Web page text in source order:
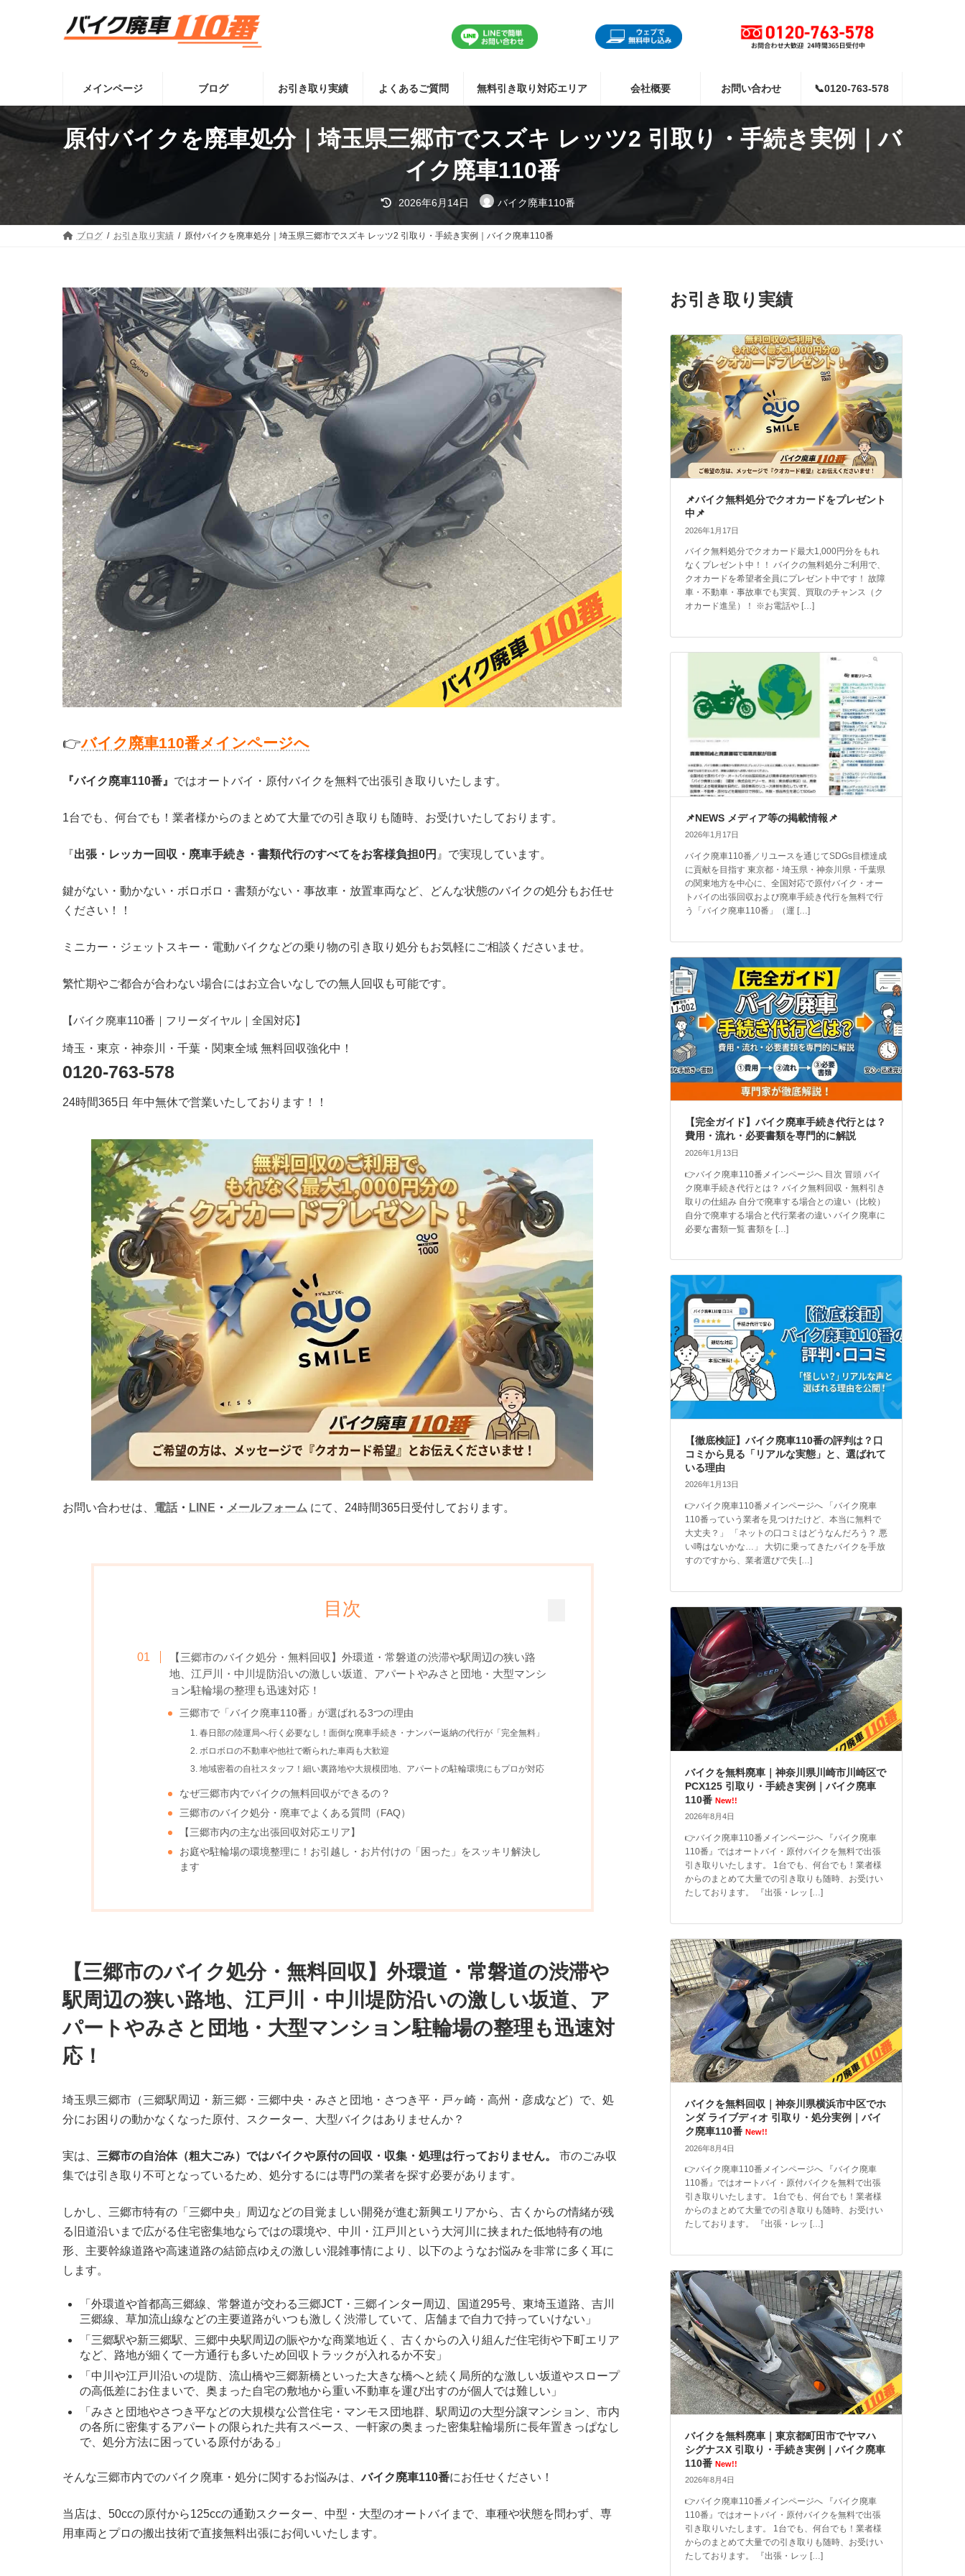
キ
に
メインページ ブログ お引き取り実績 よくあるご質問 無料引き取り対応エリア 会社概要 お問い合わせ 📞0120-763-578
原付バイクを廃車処分｜埼玉県三郷市でスズキ レッツ2 引取り・手続き実例｜バ
イク廃車110番
終
新
日
2026年6月14日 バイク廃車110番
ブログ お引き取り実績 原付バイクを廃車処分｜埼玉県三郷市でスズキ レッツ2 引取り・手続き実例｜バイク廃車110番
👉バイク廃車110番メインページへ
『バイク廃車110番』 ではオートバイ・原付バイクを無料で出張引き取りいたします。
1台でも、何台でも！業者様からのまとめて大量での引き取りも随時、お受けいたしております。
『出張・レッカー回収・廃車手続き・書類代行のすべてをお客様負担0円 』で実現しています。
鍵がない・動かない・ボロボロ・書類がない・事故車・放置車両など、どんな状態のバイクの処分もお任せ
ください！！
ミニカー・ジェットスキー・電動バイクなどの乗り物の引き取り処分もお気軽にご相談くださいませ。
繁忙期やご都合が合わない場合にはお立合いなしでの無人回収も可能です。
【バイク廃車110番｜フリーダイヤル ｜全国対応】
埼玉・東京・神奈川・千葉・関東全域 無料回収強化中！
0120-763-578
24時間365日 年中無休で営業いたしております！！
お問い合わせは、 電話・ LINE ・ メールフォーム にて、24時間365日受付しております。
目次
【三郷市のバイク処分・無料回収】外環道・常磐道の渋滞や駅周辺の狭い路
地、江戸川・中川堤防沿いの激しい坂道、アパートやみさと団地・大型マンシ
ョン駐輪場の整理も迅速対応！
三郷市で「バイク廃車110番」が選ばれる3つの理由
1. 春日部の陸運局へ行く必要なし！面倒な廃車手続き・ナンバー返納の代行が「完全無料」
2. ボロボロの不動車や他社で断られた車両も大歓迎
3. 地域密着の自社スタッフ！細い裏路地や大規模団地、アパートの駐輪環境にもプロが対応
なぜ三郷市内でバイクの無料回収ができるの？
三郷市のバイク処分・廃車でよくある質問（FAQ）
【三郷市内の主な出張回収対応エリア】
お庭や駐輪場の環境整理に！お引越し・お片付けの「困った」をスッキリ解決し
ます
【三郷市のバイク処分・無料回収】外環道・常磐道の渋滞や
駅周辺の狭い路地、江戸川・中川堤防沿いの激しい坂道、ア
パートやみさと団地・大型マンション駐輪場の整理も迅速対
応！
埼玉県三郷市（三郷駅周辺・新三郷・三郷中央・みさと団地・さつき平・戸ヶ崎・高州・彦成など）で、処
分にお困りの動かなくなった原付、スクーター、大型バイクはありませんか？
実は、 三郷市の自治体（粗大ごみ）ではバイクや原付の回収・収集・処理は行っておりません。
市のごみ収
集では引き取り不可となっているため、処分するには専門の業者を探す必要があります。
しかし、三郷市特有の「三郷中央」周辺などの目覚ましい開発が進む新興エリアから、古くからの情緒が残
る旧道沿いまで広がる住宅密集地ならではの環境や、中川・江戸川という大河川に挟まれた低地特有の地
形、主要幹線道路や高速道路の結節点ゆえの激しい混雑事情により、以下のようなお悩みを非常に多く耳に
します。
「外環道や首都高三郷線、常磐道が交わる三郷JCT・三郷インター周辺、国道295号、東埼玉道路、吉川
三郷線、草加流山線などの主要道路がいつも激しく渋滞していて、店舗まで自力で持っていけない」
「三郷駅や新三郷駅、三郷中央駅周辺の賑やかな商業地近く、古くからの入り組んだ住宅街や下町エリア
など、路地が細くて一方通行も多いため回収トラックが入れるか不安」
「中川や江戸川沿いの堤防、流山橋や三郷新橋といった大きな橋へと続く局所的な激しい坂道やスロープ
の高低差にお住まいで、奥まった自宅の敷地から重い不動車を運び出すのが個人では難しい」
「みさと団地やさつき平などの大規模な公営住宅・マンモス団地群、駅周辺の大型分譲マンション、市内
の各所に密集するアパートの限られた共有スペース、一軒家の奥まった密集駐輪場所に長年置きっぱなし
で、処分方法に困っている原付がある」
そんな三郷市内でのバイク廃車・処分に関するお悩みは、バイク廃車110番にお任せください！
当店は、50ccの原付から125ccの通勤スクーター、中型・大型のオートバイまで、車種や状態を問わず、専
用車両とプロの搬出技術で直接無料出張にお伺いいたします。
お引き取り実績
📌バイク無料処分でクオカードをプレゼント
中📌
2026年1月17日
バイク無料処分でクオカード最大1,000円分をもれ
なくプレゼント中！！ バイクの無料処分ご利用で、
クオカードを希望者全員にプレゼント中です！ 故障
車・不動車・事故車でも実質、買取のチャンス（ク
オカード進呈）！ ※お電話や […]
📌NEWS メディア等の掲載情報📌
2026年1月17日
バイク廃車110番／リユースを通じてSDGs目標達成
に貢献を目指す 東京都・埼玉県・神奈川県・千葉県
の関東地方を中心に、全国対応で原付バイク・オー
トバイの出張回収および廃車手続き代行を無料で行
う「バイク廃車110番」（運 […]
【完全ガイド】バイク廃車手続き代行とは？
費用・流れ・必要書類を専門的に解説
2026年1月13日
👉バイク廃車110番メインページへ 目次 冒頭 バイ
ク廃車手続き代行とは？ バイク無料回収・無料引き
取りの仕組み 自分で廃車する場合との違い（比較）
自分で廃車する場合と代行業者の違い バイク廃車に
必要な書類一覧 書類を […]
【徹底検証】バイク廃車110番の評判は？口
コミから見る「リアルな実態」と、選ばれて
いる理由
2026年1月13日
👉バイク廃車110番メインページへ 「バイク廃車
110番っていう業者を見つけたけど、本当に無料で
大丈夫？」 「ネットの口コミはどうなんだろう？ 悪
い噂はないかな…」 大切に乗ってきたバイクを手放
すのですから、業者選びで失 […]
バイクを無料廃車｜神奈川県川崎市川崎区で
PCX125 引取り・手続き実例｜バイク廃車
110番 New!!
2026年8月4日
👉バイク廃車110番メインページへ 『バイク廃車
110番』ではオートバイ・原付バイクを無料で出張
引き取りいたします。 1台でも、何台でも！業者様
からのまとめて大量での引き取りも随時、お受けい
たしております。 『出張・レッ […]
バイクを無料回収｜神奈川県横浜市中区でホ
ンダ ライブディオ 引取り・処分実例｜バイ
ク廃車110番 New!!
2026年8月4日
👉バイク廃車110番メインページへ 『バイク廃車
110番』ではオートバイ・原付バイクを無料で出張
引き取りいたします。 1台でも、何台でも！業者様
からのまとめて大量での引き取りも随時、お受けい
たしております。 『出張・レッ […]
バイクを無料廃車｜東京都町田市でヤマハ
シグナスX 引取り・手続き実例｜バイク廃車
110番 New!!
2026年8月4日
👉バイク廃車110番メインページへ 『バイク廃車
110番』ではオートバイ・原付バイクを無料で出張
引き取りいたします。 1台でも、何台でも！業者様
からのまとめて大量での引き取りも随時、お受けい
たしております。 『出張・レッ […]